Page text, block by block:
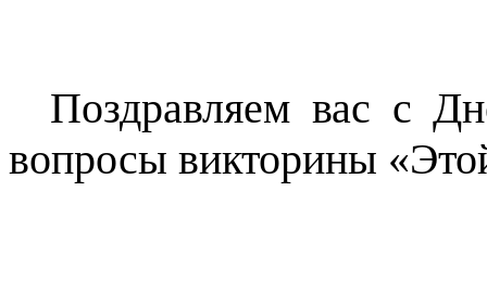
Поздравляем вас с
вопросы викторины